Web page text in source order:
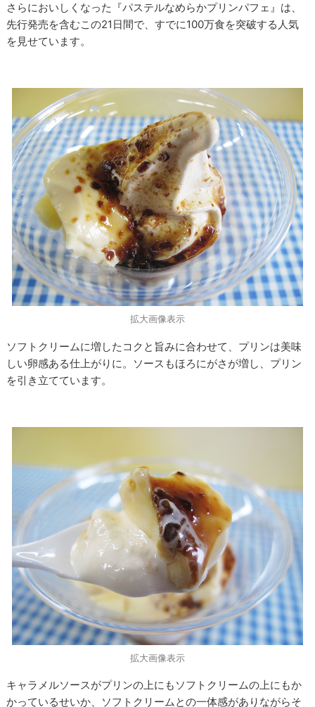
さらにおいしくなった『パステルなめらかプリンパフェ』は、
先行発売を含むこの21日間で、すでに100万食を突破する人気
を見せています。
拡大画像表示
ソフトクリームに増したコクと旨みに合わせて、プリンは美味
しい卵感ある仕上がりに。ソースもほろにがさが増し、プリン
を引き立てています。
拡大画像表示
キャラメルソースがプリンの上にもソフトクリームの上にもか
かっているせいか、ソフトクリームとの一体感がありながらそ